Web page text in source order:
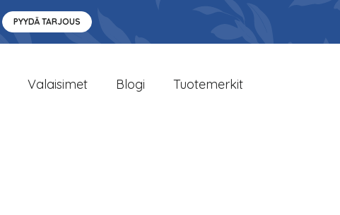
PYYDÄ TARJOUS
Valaisimet Blogi Tuotemerkit